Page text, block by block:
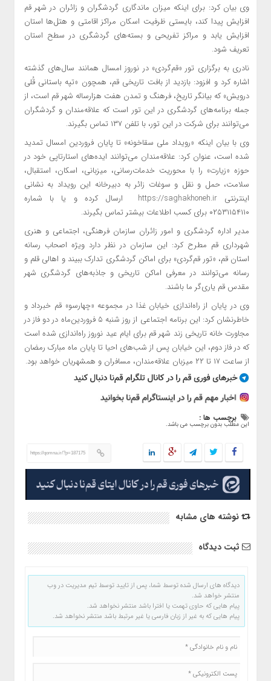
وی بیان کرد: برای اینکه میزان ماندگاری گردشگران و زائران در شهر قم
افزایش پیدا کند، بایستی ظرفیت اسکان مراکز اقامتی و هتل‌ها استان
افزایش یابد و مراکز تفریحی و بسته‌های گردشگری در سطح استان
تعریف شود.
نادری به برگزاری تور «قم‌گردی» در نوروز امسال همانند سال‌های گذشته
اشاره کرد و افزود: بازدید از بافت تاریخی قم، همچون «تپه باستانی قُلی
درویش» که بیانگر تاریخ، فرهنگ و تمدن هفت هزارساله شهر قم است، از
جمله برنامه‌های گردشگری در این تور است که علاقه‌مندان و گردشگران
می‌توانند برای شرکت در این تور، با تلفن ۱۳۷ تماس بگیرند.
وی با بیان اینکه «رویداد ملی سقاخونه» تا پایان فروردین امسال تمدید
شده است، عنوان کرد: علاقه‌مندان می‌توانند ایده‌های استارتاپی خود در
حوزه «زیارت» را با محوریت خدمات‌رسانی، میزبانی، اسکان، استقبال،
سلامت، حمل‌ و نقل و سوغات زائر به دبیرخانه این رویداد به نشانی
اینترنتی https://saghakhoneh.ir ارسال کرده و یا با شماره
۰۲۵۳۱۱۵۴۱۱۰ برای کسب اطلاعات بیشتر تماس بگیرند.
مدیر اداره گردشگری و امور زائران سازمان فرهنگی، اجتماعی و هنری
شهرداری قم مطرح کرد: این سازمان در نظر دارد ویژه اصحاب رسانه
استان قم، «تور قم‌گردی» برای اماکن گردشگری تدارک ببیند و اهالی قلم و
رسانه می‌توانند در معرفی اماکن تاریخی و جاذبه‌های گردشگری شهر
مقدس قم یاری‌گر ما باشند.
وی در پایان از راه‌اندازی خیابان غذا در مجموعه «چهارسو» قم خبرداد و
خاطرنشان کرد: این برنامه اجتماعی از روز شنبه ۵ فروردین‌ماه در دو فاز در
مجاورت خانه تاریخی زند شهر قم برای ایام عید نوروز راه‌اندازی شده است
که در فاز دوم، این خیابان پس از شب‌های احیا تا پایان ماه مبارک رمضان
از ساعت ۱۷ تا ۲۲ میزبان علاقه‌مندان، مسافران و همشهریان خواهد بود.
برچسب ها :
این مطلب بدون برچسب می باشد.
https://qomna.ir/?p=187175
نوشته های مشابه
ثبت دیدگاه
دیدگاه های ارسال شده توسط شما، پس از تایید توسط تیم مدیریت در وب
منتشر خواهد شد.
پیام هایی که حاوی تهمت یا افترا باشد منتشر نخواهد شد.
پیام هایی که به غیر از زبان فارسی یا غیر مرتبط باشد منتشر نخواهد شد.